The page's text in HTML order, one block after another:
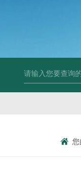
变送器GPV-V1-
您